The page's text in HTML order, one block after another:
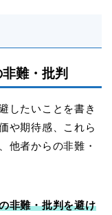
難・批判
したいことを書き
や期待感、これら
他者からの非難・
非難・批判を避け